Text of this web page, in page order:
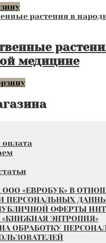
медицине
оплата
«ЕВРОБУК» В
ПЕРСОНАЛЬНЫХ
ОФЕРТЫ
ЭНТРОПИЯ»
ОБРАБОТКУ